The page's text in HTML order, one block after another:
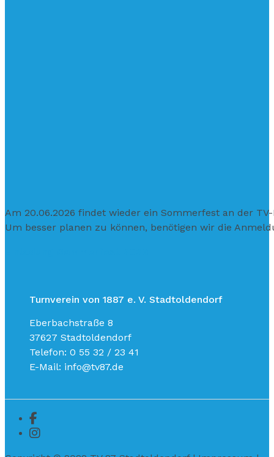
Am 20.06.2026 findet wieder ein Sommerfest an der
Um besser planen zu können, benötigen wir die
Turnverein von 1887 e. V. Stadtoldendorf
Eberbachstraße 8
37627 Stadtoldendorf
Telefon: 0 55 32 / 23 41
E-Mail: info@tv87.de